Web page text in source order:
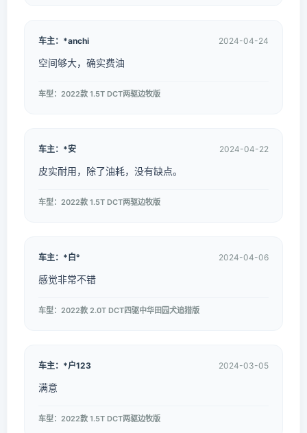
车主：*anchi 2024-04-24
空间够大，确实费油
车型：2022款 1.5T DCT两驱边牧版
车主：*安 2024-04-22
皮实耐用，除了油耗，没有缺点。
车型：2022款 1.5T DCT两驱边牧版
车主：*白° 2024-04-06
感觉非常不错
车型：2022款 2.0T DCT四驱中华田园犬追猎版
车主：*户123 2024-03-05
满意
车型：2022款 1.5T DCT两驱边牧版